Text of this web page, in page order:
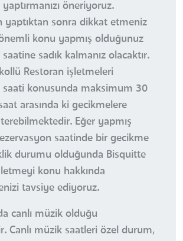
öneriyoruz.
yaptıktan sonra dikkat etmeniz
konu yapmış olduğunuz
sadık kalmanız olacaktır.
Restoran işletmeleri
saati konusunda maksimum 30
arasında ki gecikmelere
Eğer yapmış
saatinde bir gecikme
durumu olduğunda Bisquitte
konu hakkında
tavsiye ediyoruz.
canlı müzik olduğu
Canlı müzik saatleri özel durum,